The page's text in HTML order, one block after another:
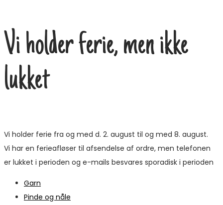
Vi holder ferie, men ikke
lukket
Vi holder ferie fra og med d. 2. august til og med 8. august.
Vi har en ferieafløser til afsendelse af ordre, men telefonen
er lukket i perioden og e-mails besvares sporadisk i perioden
Garn
Pinde og nåle